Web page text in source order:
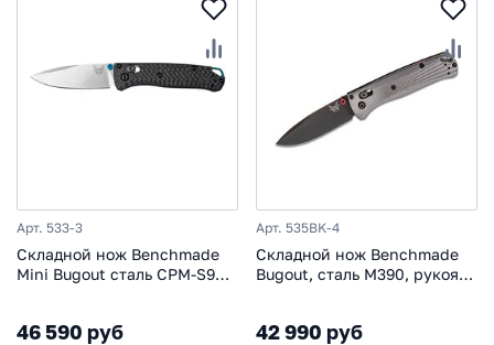
Арт. 533-3
Складной нож Benchmade
Mini Bugout сталь CPM-S90V,
46 590 руб
Арт. 535BK-4
Складной нож Benchmade
Bugout, сталь M390, рукоять
42 990 руб